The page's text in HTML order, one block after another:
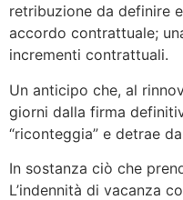
retribuzione da definire
accordo contrattuale;
incrementi contrattuali.
Un anticipo che, al
giorni dalla firma
“riconteggia” e detrae
In sostanza ciò che
L’indennità di vacanza